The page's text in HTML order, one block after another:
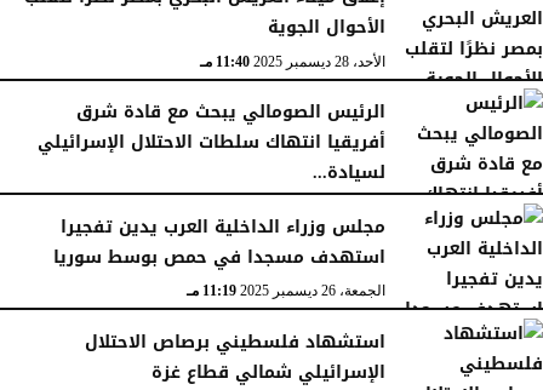
الأحوال الجوية
الأحد، 28 ديسمبر 2025 11:40 مـ
الرئيس الصومالي يبحث مع قادة شرق
أفريقيا انتهاك سلطات الاحتلال الإسرائيلي
لسيادة...
السبت، 27 ديسمبر 2025
مجلس وزراء الداخلية العرب يدين تفجيرا
استهدف مسجدا في حمص بوسط سوريا
الجمعة، 26 ديسمبر 2025 11:19 مـ
استشهاد فلسطيني برصاص الاحتلال
الإسرائيلي شمالي قطاع غزة